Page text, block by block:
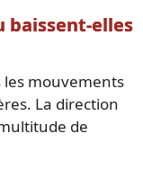
baissent-elles
mouvements
La direction
de